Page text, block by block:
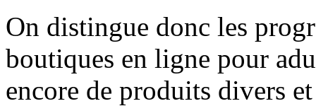
On distingue donc les
boutiques en ligne pour
encore de produits divers